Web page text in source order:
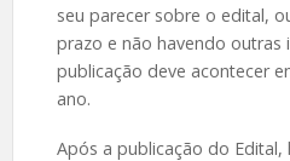
seu parecer sobre o edital,
prazo e não havendo outras
publicação deve acontecer
ano.
Após a publicação do Edital,